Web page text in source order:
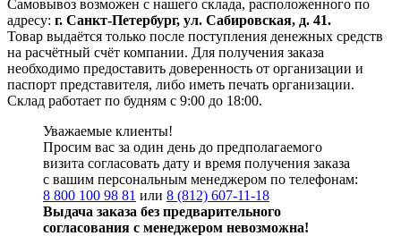
Самовывоз возможен с нашего склада, расположенного по
адресу: г. Санкт-Петербург, ул. Сабировская, д. 41.
Товар выдаётся только после поступления денежных средств
на расчётный счёт компании. Для получения заказа
необходимо предоставить доверенность от организации и
паспорт представителя, либо иметь печать организации.
Склад работает по будням с 9:00 до 18:00.
Уважаемые клиенты!
Просим вас за один день до предполагаемого
визита согласовать дату и время получения заказа
с вашим персональным менеджером по телефонам:
8 800 100 98 81 или 8 (812) 607-11-18
Выдача заказа без предварительного
согласования с менеджером невозможна!